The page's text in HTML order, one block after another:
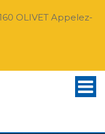
OLIVET Appelez-